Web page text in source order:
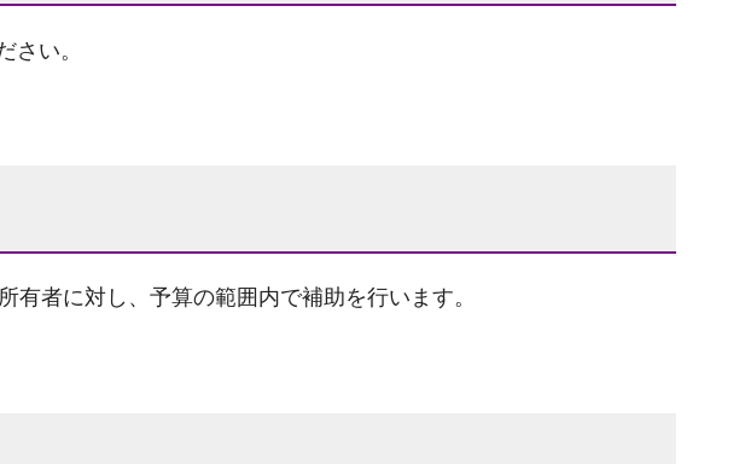
さい。
者に対し、予算の範囲内で補助を行います。